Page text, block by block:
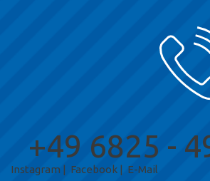
+49 6825 -
Instagram | Facebook | E-Mail